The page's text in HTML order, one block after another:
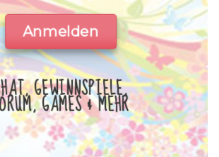
Anmelden
GEWINNSPIELE,
GAMES & MEHR